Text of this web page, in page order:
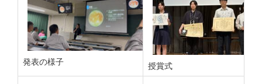
発表の様子 授賞式